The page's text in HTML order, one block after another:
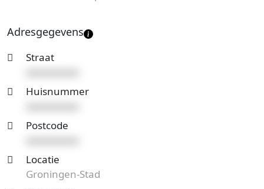
Adresgegevens
Straat
Huisnummer
Postcode
Locatie
Groningen-Stad